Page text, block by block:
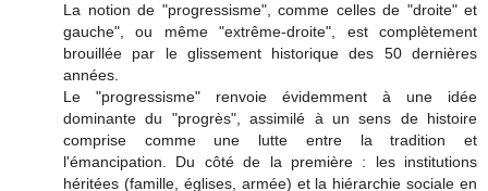
La notion de "progressisme", comme celles de "droite" et
gauche", ou même "extrême-droite", est complètement
brouillée par le glissement historique des 50 dernières
années.
Le "progressisme" renvoie évidemment à une idée
dominante du "progrès", assimilé à un sens de histoire
comprise comme une lutte entre la tradition et
l'émancipation. Du côté de la première : les institutions
héritées (famille, églises, armée) et la hiérarchie sociale en